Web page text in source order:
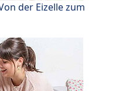
der Eizelle zum